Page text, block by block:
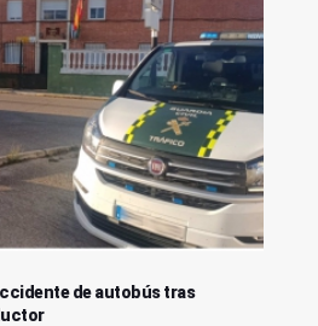
de autobús tras